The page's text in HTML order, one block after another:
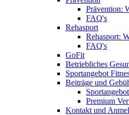
Prävention:
FAQ's
Rehasport
Rehasport:
FAQ's
GoFit
Betriebliches
Sportangebot
Beiträge und
Premium
Kontakt und